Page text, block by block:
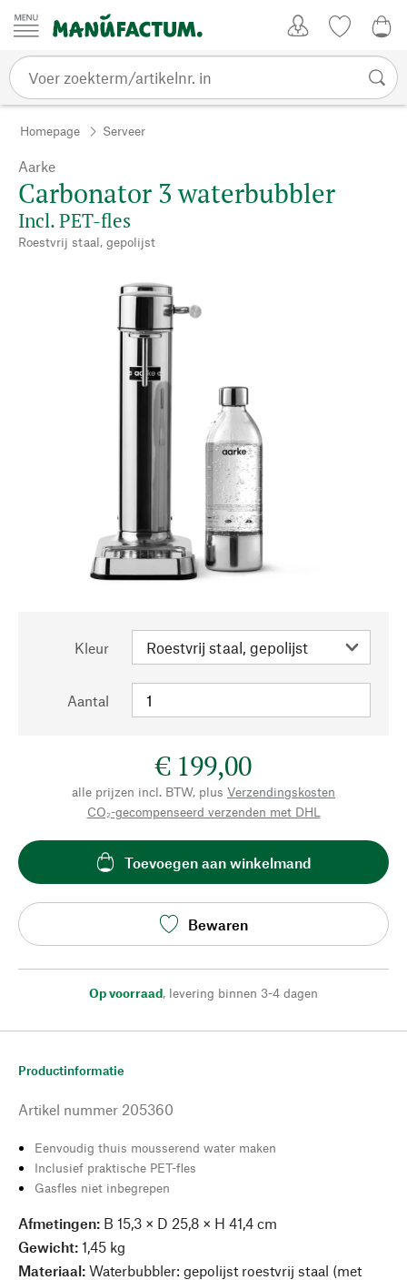
Passer au contenu
Homepage Serveer
Aarke
Carbonator 3 waterbubbler
Incl. PET-fles
Roestvrij staal, gepolijst
Kleur
Aantal
€ 199,00
alle prijzen incl. BTW, plus Verzendingskosten
CO₂-gecompenseerd verzenden met DHL
Toevoegen aan winkelmand
Bewaren
Op voorraad, levering binnen 3-4 dagen
Productinformatie
Artikel nummer 205360
Eenvoudig thuis mousserend water maken
Inclusief praktische PET-fles
Gasfles niet inbegrepen
Afmetingen: B 15,3 × D 25,8 × H 41,4 cm
Gewicht: 1,45 kg
Materiaal: Waterbubbler: gepolijst roestvrij staal (met